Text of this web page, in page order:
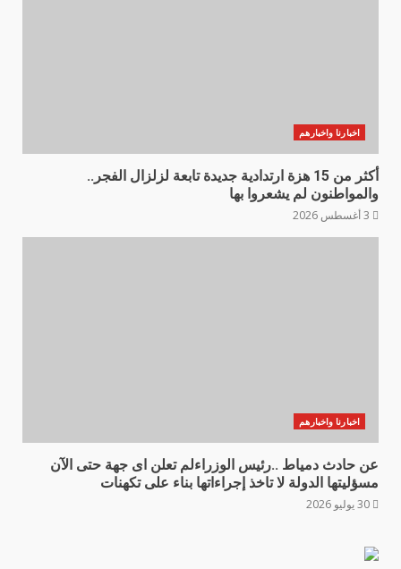
اخبارنا واخبارهم
أكثر من 15 هزة ارتدادية جديدة تابعة لزلزال الفجر..
والمواطنون لم يشعروا بها
اخبارنا واخبارهم
عن حادث دمياط ..رئيس الوزراءلم تعلن اى جهة حتى الآن
مسؤليتها الدولة لا تاخذ إجراءاتها بناء على تكهنات